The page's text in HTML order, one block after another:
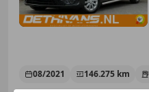
08/2021 146.275 km